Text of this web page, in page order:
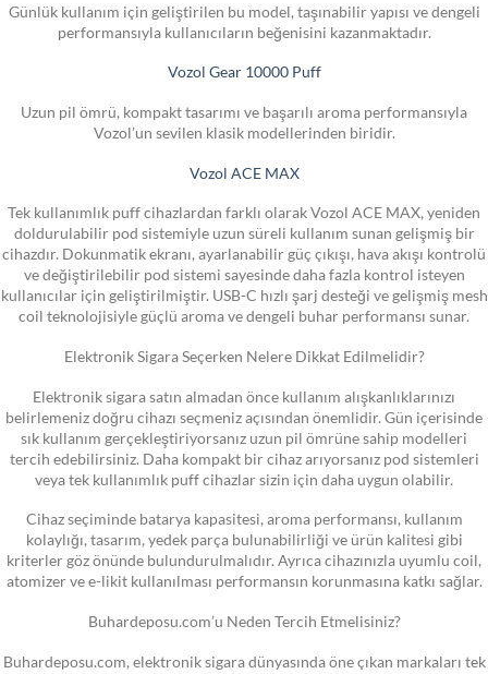
Günlük kullanım için geliştirilen bu model, taşınabilir yapısı ve dengeli
performansıyla kullanıcıların beğenisini kazanmaktadır.
Vozol Gear 10000 Puff
Uzun pil ömrü, kompakt tasarımı ve başarılı aroma performansıyla
Vozol’un sevilen klasik modellerinden biridir.
Vozol ACE MAX
Tek kullanımlık puff cihazlardan farklı olarak Vozol ACE MAX, yeniden
doldurulabilir pod sistemiyle uzun süreli kullanım sunan gelişmiş bir
cihazdır. Dokunmatik ekranı, ayarlanabilir güç çıkışı, hava akışı kontrolü
ve değiştirilebilir pod sistemi sayesinde daha fazla kontrol isteyen
kullanıcılar için geliştirilmiştir. USB-C hızlı şarj desteği ve gelişmiş mesh
coil teknolojisiyle güçlü aroma ve dengeli buhar performansı sunar.
Elektronik Sigara Seçerken Nelere Dikkat Edilmelidir?
Elektronik sigara satın almadan önce kullanım alışkanlıklarınızı
belirlemeniz doğru cihazı seçmeniz açısından önemlidir. Gün içerisinde
sık kullanım gerçekleştiriyorsanız uzun pil ömrüne sahip modelleri
tercih edebilirsiniz. Daha kompakt bir cihaz arıyorsanız pod sistemleri
veya tek kullanımlık puff cihazlar sizin için daha uygun olabilir.
Cihaz seçiminde batarya kapasitesi, aroma performansı, kullanım
kolaylığı, tasarım, yedek parça bulunabilirliği ve ürün kalitesi gibi
kriterler göz önünde bulundurulmalıdır. Ayrıca cihazınızla uyumlu coil,
atomizer ve e-likit kullanılması performansın korunmasına katkı sağlar.
Buhardeposu.com’u Neden Tercih Etmelisiniz?
Buhardeposu.com, elektronik sigara dünyasında öne çıkan markaları tek